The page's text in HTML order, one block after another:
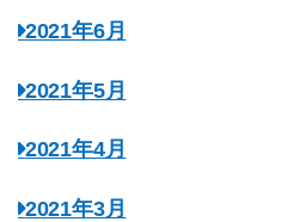
2021年6月
2021年5月
2021年4月
2021年3月